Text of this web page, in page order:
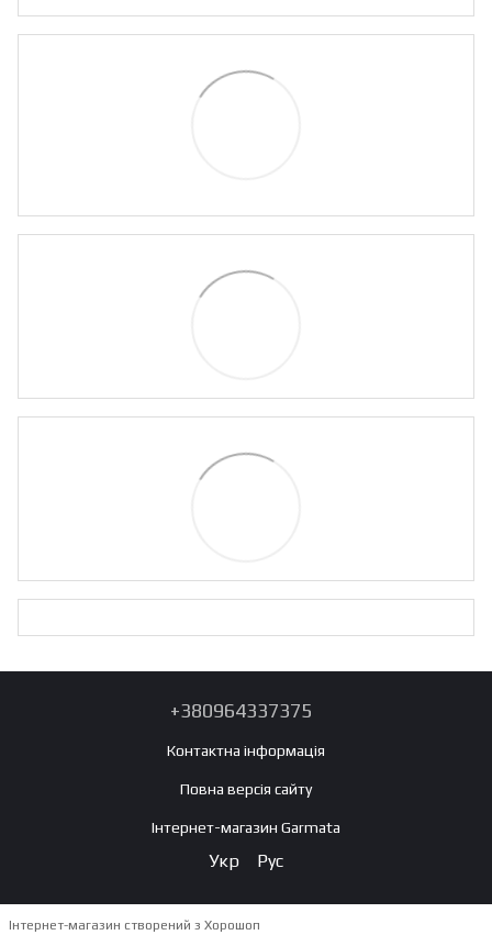
+380964337375
Контактна інформація
Повна версія сайту
Інтернет-магазин Garmata
Укр Рус
Інтернет-магазин створений з Хорошоп